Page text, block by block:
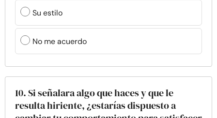
Su estilo
No me acuerdo
10. Si señalara algo que haces y que le
resulta hiriente, ¿estarías dispuesto a